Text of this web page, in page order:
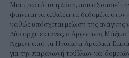
Μια πρωτότυπη λύση, που αξιοποιεί
φαίνεται να αλλάζει τα δεδομένα
καθώς υπόσχεται μείωση της ανάγκης
Δύο αρχιτέκτονες, ο Αργεντίνος Μάξιμο
Άχμεντ από τα Ηνωμένα Αραβικά
για την παραγωγή τούβλων και